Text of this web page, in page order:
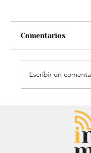
Chayanne
dejó
Comentarios
Escribir un